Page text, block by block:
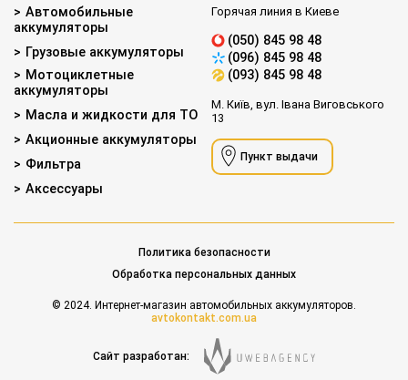
Автомобильные
аккумуляторы
Грузовые аккумуляторы
Мотоциклетные
аккумуляторы
Масла и жидкости для ТО
Акционные аккумуляторы
Фильтра
Аксессуары
Горячая линия в Киеве
(050) 845 98 48
(096) 845 98 48
(093) 845 98 48
М. Київ, вул. Івана Виговського
13
Пункт выдачи
Политика безопасности
Обработка персональных данных
Сайт разработан:
© 2024. Интернет-магазин автомобильных аккумуляторов.
avtokontakt.com.ua